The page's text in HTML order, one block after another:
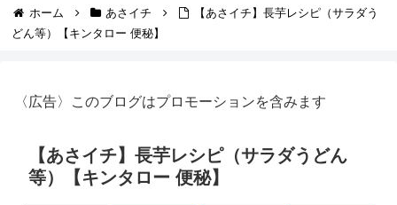
ホーム あさイチ
【あさイチ】長芋レシピ（サラダう
どん等）【キンタロー 便秘】
〈広告〉このブログはプロモーションを含みます
【あさイチ】長芋レシピ（サラダうどん
等）【キンタロー 便秘】